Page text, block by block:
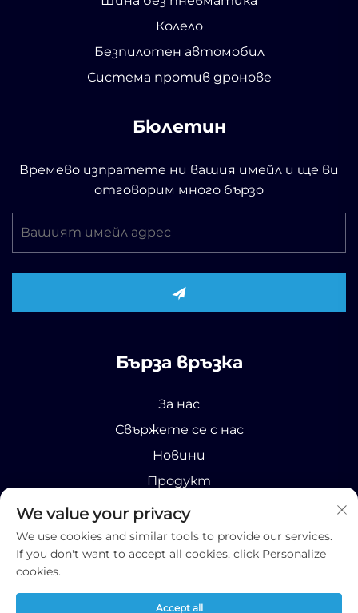
Колело
Безпилотен автомобил
Система против дронове
Бюлетин
Времево изпратете ни вашия имейл и ще ви
отговорим много бързо
Бърза връзка
За нас
Свържете се с нас
Новини
Продукт
We value your privacy
We use cookies and similar tools to provide our services.
If you don't want to accept all cookies, click Personalize
cookies.
Accept all